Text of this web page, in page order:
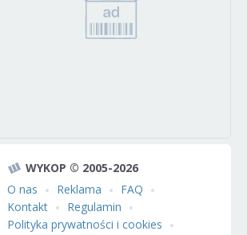
WYKOP © 2005-2026
O nas
Reklama
FAQ
Kontakt
Regulamin
Polityka prywatności i cookies